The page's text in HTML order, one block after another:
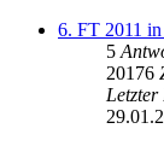
6. FT 2011
5
20176